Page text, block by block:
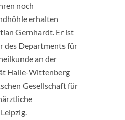
noch
erhalten
Gernhardt. Er ist
Departments für
an der
Halle-Wittenberg
Gesellschaft für